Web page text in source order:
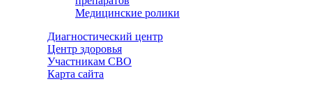
Медицинские ролики
Диагностический центр
Центр здоровья
Участникам СВО
Карта сайта